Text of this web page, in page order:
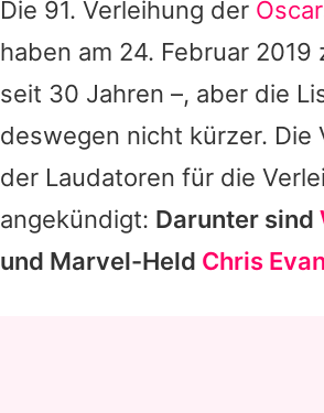
Die 91. Verleihung der
haben am 24. Februar
seit 30 Jahren –, aber die
deswegen nicht kürzer.
der Laudatoren für die
angekündigt: Darunter sind
und Marvel-Held Chris